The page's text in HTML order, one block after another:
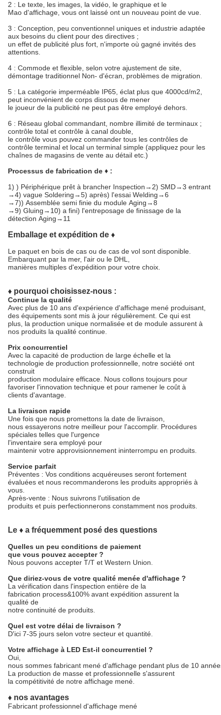
2 : Le texte, les images, la vidéo, le graphique et le
Mao d'affichage, vous ont laissé ont un nouveau point de vue.
3 : Conception, peu conventionnel uniques et industrie adaptée
aux besoins du client pour des directives ;
un effet de publicité plus fort, n'importe où gagné invités des
attentions.
4 : Commode et flexible, selon votre ajustement de site,
démontage traditionnel Non- d'écran, problèmes de migration.
5 : La catégorie imperméable IP65, éclat plus que 4000cd/m2,
peut inconvénient de corps dissous de mener
le joueur de la publicité ne peut pas être employé dehors.
6 : Réseau global commandant, nombre illimité de terminaux ;
contrôle total et contrôle à canal double,
le contrôle vous pouvez commander tous les contrôles de
contrôle terminal et local un terminal simple (appliquez pour les
chaînes de magasins de vente au détail etc.)
Processus de fabrication de ♦ :
1) ) Périphérique prêt à brancher Inspection→2) SMD→3 entrant
→4) vague Soldering→5) après) l'essai Welding→6
→7)) Assemblée semi finie du module Aging→8
→9) Gluing→10) a fini) l'entreposage de finissage de la
détection Aging→11
Emballage et expédition de ♦
Le paquet en bois de cas ou de cas de vol sont disponible.
Embarquant par la mer, l'air ou le DHL,
manières multiples d'expédition pour votre choix.
♦ pourquoi choisissez-nous :
Continue la qualité
Avec plus de 10 ans d'expérience d'affichage mené produisant,
des équipements sont mis à jour régulièrement. Ce qui est
plus, la production unique normalisée et de module assurent à
nos produits la qualité continue.
Prix concurrentiel
Avec la capacité de production de large échelle et la
technologie de production professionnelle, notre société ont
construit
production modulaire efficace. Nous collons toujours pour
favoriser l'innovation technique et pour ramener le coût à
clients d'avantage.
La livraison rapide
Une fois que nous promettons la date de livraison,
nous essayerons notre meilleur pour l'accomplir. Procédures
spéciales telles que l'urgence
l'inventaire sera employé pour
maintenir votre approvisionnement ininterrompu en produits.
Service parfait
Préventes : Vos conditions acquéreuses seront fortement
évaluées et nous recommanderons les produits appropriés à
vous.
Après-vente : Nous suivrons l'utilisation de
produits et puis perfectionnerons constamment nos produits.
Le ♦ a fréquemment posé des questions
Quelles un peu conditions de paiement
que vous pouvez accepter ?
Nous pouvons accepter T/T et Western Union.
Que diriez-vous de votre qualité menée d'affichage ?
La vérification dans l'inspection entière de la
fabrication process&100% avant expédition assurent la
qualité de
notre continuité de produits.
Quel est votre délai de livraison ?
D'ici 7-35 jours selon votre secteur et quantité.
Votre affichage à LED Est-il concurrentiel ?
Oui,
nous sommes fabricant mené d'affichage pendant plus de 10
La production de masse et professionnelle s'assurent
la compétitivité de notre affichage mené.
♦ nos avantages
Fabricant professionnel d'affichage mené